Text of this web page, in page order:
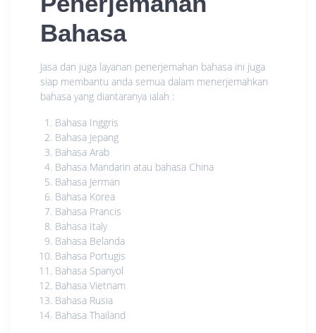
Bahasa
Jasa dan juga layanan penerjemahan bahasa ini juga
siap membantu anda semua dalam menerjemahkan
bahasa yang diantaranya ialah :
Bahasa Inggris
Bahasa Jepang
Bahasa Arab
Bahasa Mandarin atau bahasa China
Bahasa Jerman
Bahasa Korea
Bahasa Prancis
Bahasa Italy
Bahasa Belanda
Bahasa Portugis
Bahasa Spanyol
Bahasa Vietnam
Bahasa Rusia
Bahasa Thailand